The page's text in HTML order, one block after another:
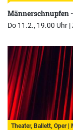
Männerschnupfen
Do 11.2., 19.00 Uhr |
Theater, Ballett, Oper